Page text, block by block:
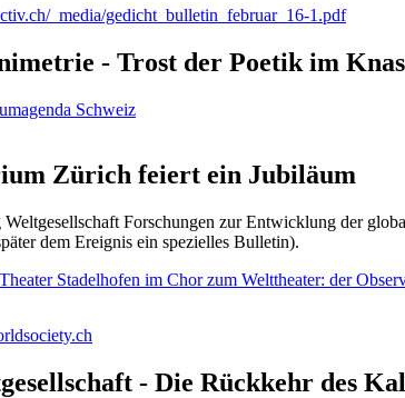
_media/gedicht_bulletin_februar_16-1.pdf
- Trost der Poetik im
Schweiz
Zürich feiert ein Jubiläum
Forschungen zur Entwicklung der
dem Ereignis ein spezielles Bulletin).
Stadelhofen im Chor zum Welttheater: der
- Die Rückkehr des